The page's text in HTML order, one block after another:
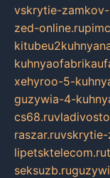
vskrytie-zamkov-
zed-online.ru
xehyroo-5-
guzywia-4-
cs68.ru
raszar.ruvskrytie-
lipetsktelecom.ru
seksuzb.ru